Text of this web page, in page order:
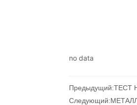
no data
Предыдущий:ТЕСТ
Следующий: